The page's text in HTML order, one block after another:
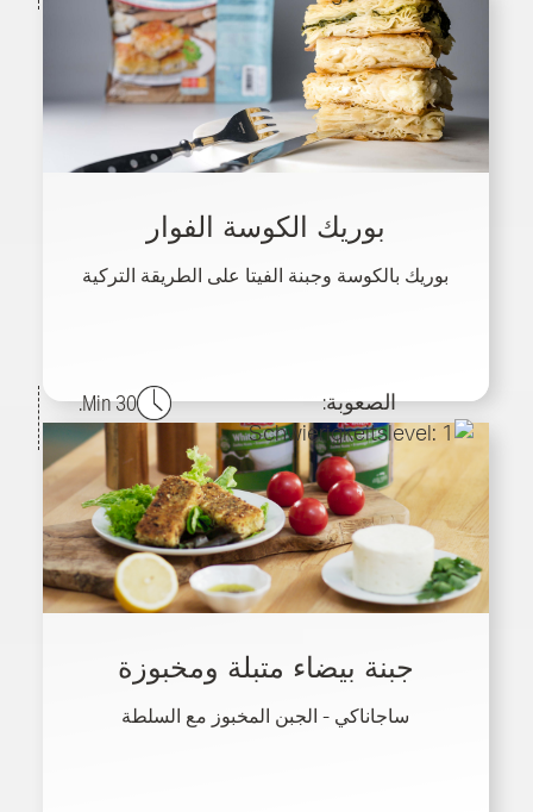
بوريك الكوسة الفوار
بوريك بالكوسة وجبنة الفيتا على الطريقة التركية
الصعوبة: 30 Min.
جبنة بيضاء متبلة ومخبوزة
ساجاناكي - الجبن المخبوز مع السلطة